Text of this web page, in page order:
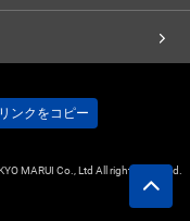
MARUI Co., Ltd All rights reserved.
リンクをコピー